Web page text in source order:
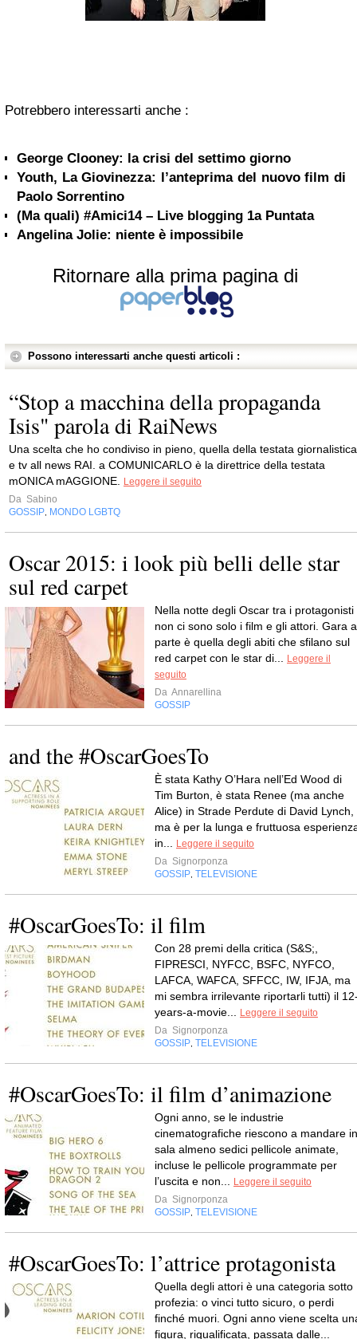
Potrebbero interessarti anche :
George Clooney: la crisi del settimo giorno
Youth, La Giovinezza: l’anteprima del nuovo film di
Paolo Sorrentino
(Ma quali) #Amici14 – Live blogging 1a Puntata
Angelina Jolie: niente è impossibile
Ritornare alla prima pagina di
Possono interessarti anche questi articoli :
“Stop a macchina della propaganda
Isis" parola di RaiNews
Una scelta che ho condiviso in pieno, quella della testata giornalistica
e tv all news RAI. a COMUNICARLO è la direttrice della testata
mONICA mAGGIONE.
Leggere il seguito
Da Sabino
GOSSIP MONDO LGBTQ
Oscar 2015: i look più belli delle star
sul red carpet
Nella notte degli Oscar tra i protagonisti
non ci sono solo i film e gli attori. Gara a
parte è quella degli abiti che sfilano sul
red carpet con le star di...
Leggere il
seguito
Da Annarellina
GOSSIP
and the #OscarGoesTo
È stata Kathy O’Hara nell’Ed Wood di
Tim Burton, è stata Renee (ma anche
Alice) in Strade Perdute di David Lynch,
ma è per la lunga e fruttuosa
in...
Leggere il seguito
Da Signorponza
GOSSIP TELEVISIONE
#OscarGoesTo: il film
Con 28 premi della critica (S&S;,
FIPRESCI, NYFCC, BSFC, NYFCO,
LAFCA, WAFCA, SFFCC, IW, IFJA, ma
mi sembra irrilevante riportarli tutti) il
years-a-movie...
Leggere il seguito
Da Signorponza
GOSSIP TELEVISIONE
#OscarGoesTo: il film d’animazione
Ogni anno, se le industrie
cinematografiche riescono a mandare in
sala almeno sedici pellicole animate,
incluse le pellicole programmate per
l’uscita e non...
Leggere il seguito
Da Signorponza
GOSSIP TELEVISIONE
#OscarGoesTo: l’attrice protagonista
Quella degli attori è una categoria sotto
profezia: o vinci tutto sicuro, o perdi
finché muori. Ogni anno viene scelta
figura, riqualificata, passata dalle...